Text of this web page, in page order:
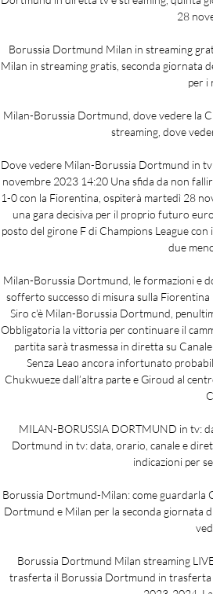
28
Borussia Dortmund Milan in streaming
Milan in streaming gratis, seconda giornata
per i
Milan-Borussia Dortmund, dove vedere la
streaming, dove
Dove vedere Milan-Borussia Dortmund in
novembre 2023 14:20 Una sfida da non
1-0 con la Fiorentina, ospiterà martedì 28
una gara decisiva per il proprio futuro
posto del girone F di Champions League
due
Milan-Borussia Dortmund, le formazioni e
sofferto successo di misura sulla
Siro c'è Milan-Borussia Dortmund,
Obbligatoria la vittoria per continuare il
partita sarà trasmessa in diretta su
Senza Leao ancora infortunato
Chukwueze dall’altra parte e Giroud al
MILAN-BORUSSIA DORTMUND in tv:
Dortmund in tv: data, orario, canale e
indicazioni per
Borussia Dortmund-Milan: come guardarla
Dortmund e Milan per la seconda giornata
Borussia Dortmund Milan streaming
trasferta il Borussia Dortmund in trasferta